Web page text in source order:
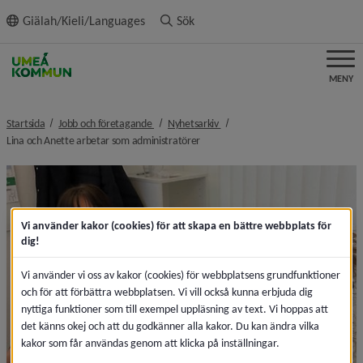
innehållet
Giälah/Kieli/Languages Sök
MENY
Startsida Jobb och företagande nivå i brödsmulenavigeringen
Nyhetsarkiv nivå i brödsmulenavigeringen
Lina och Anette arbetar som administratörernivå i brödsmulenavigeringen
Vi använder kakor (cookies) för att skapa en bättre webbplats för
dig!
Vi använder vi oss av kakor (cookies) för webbplatsens grundfunktioner
och för att förbättra webbplatsen. Vi vill också kunna erbjuda dig
nyttiga funktioner som till exempel uppläsning av text. Vi hoppas att
det känns okej och att du godkänner alla kakor. Du kan ändra vilka
kakor som får användas genom att klicka på inställningar.